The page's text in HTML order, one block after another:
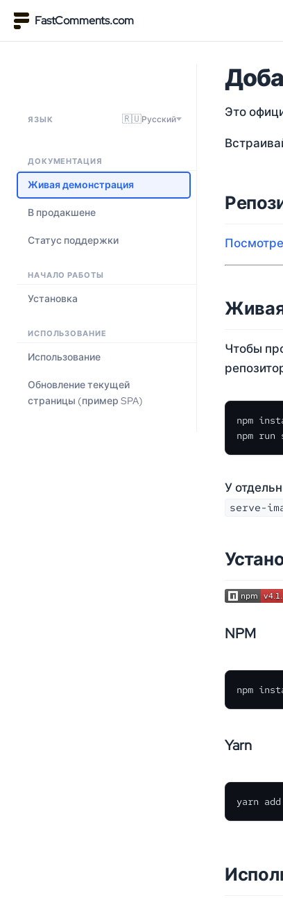
FastComments.com
ЯЗЫК 🇷🇺Русский
ДОКУМЕНТАЦИЯ
Живая демонстрация
В продакшене
Статус поддержки
НАЧАЛО РАБОТЫ
Установка
ИСПОЛЬЗОВАНИЕ
Использование
Обновление текущей
страницы (пример SPA)
Это
Чтобы
npm
npm run
У
serve-
NPM
npm
Yarn
yarn